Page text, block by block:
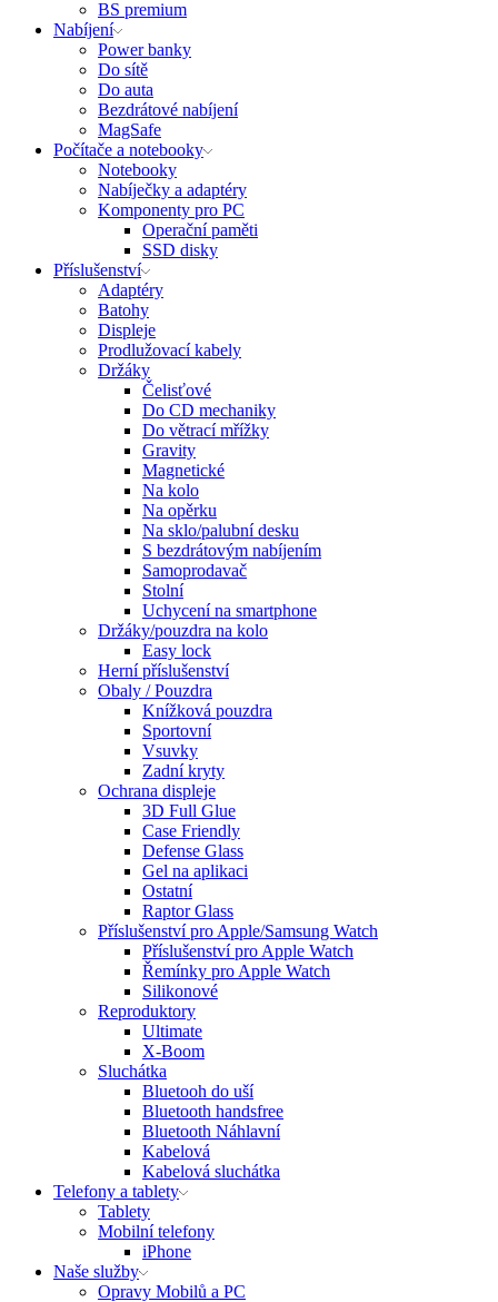
BS premium
Nabíjení
Power banky
Do sítě
Do auta
Bezdrátové nabíjení
MagSafe
Počítače a notebooky
Notebooky
Nabíječky a adaptéry
Komponenty pro PC
Operační paměti
SSD disky
Příslušenství
Adaptéry
Batohy
Displeje
Prodlužovací kabely
Držáky
Čelisťové
Do CD mechaniky
Do větrací mřížky
Gravity
Magnetické
Na kolo
Na opěrku
Na sklo/palubní desku
S bezdrátovým nabíjením
Samoprodavač
Stolní
Uchycení na smartphone
Držáky/pouzdra na kolo
Easy lock
Herní příslušenství
Obaly / Pouzdra
Knížková pouzdra
Sportovní
Vsuvky
Zadní kryty
Ochrana displeje
3D Full Glue
Case Friendly
Defense Glass
Gel na aplikaci
Ostatní
Raptor Glass
Příslušenství pro Apple/Samsung Watch
Příslušenství pro Apple Watch
Řemínky pro Apple Watch
Silikonové
Reproduktory
Ultimate
X-Boom
Sluchátka
Bluetooh do uší
Bluetooth handsfree
Bluetooth Náhlavní
Kabelová
Kabelová sluchátka
Telefony a tablety
Tablety
Mobilní telefony
iPhone
Naše služby
Opravy Mobilů a PC